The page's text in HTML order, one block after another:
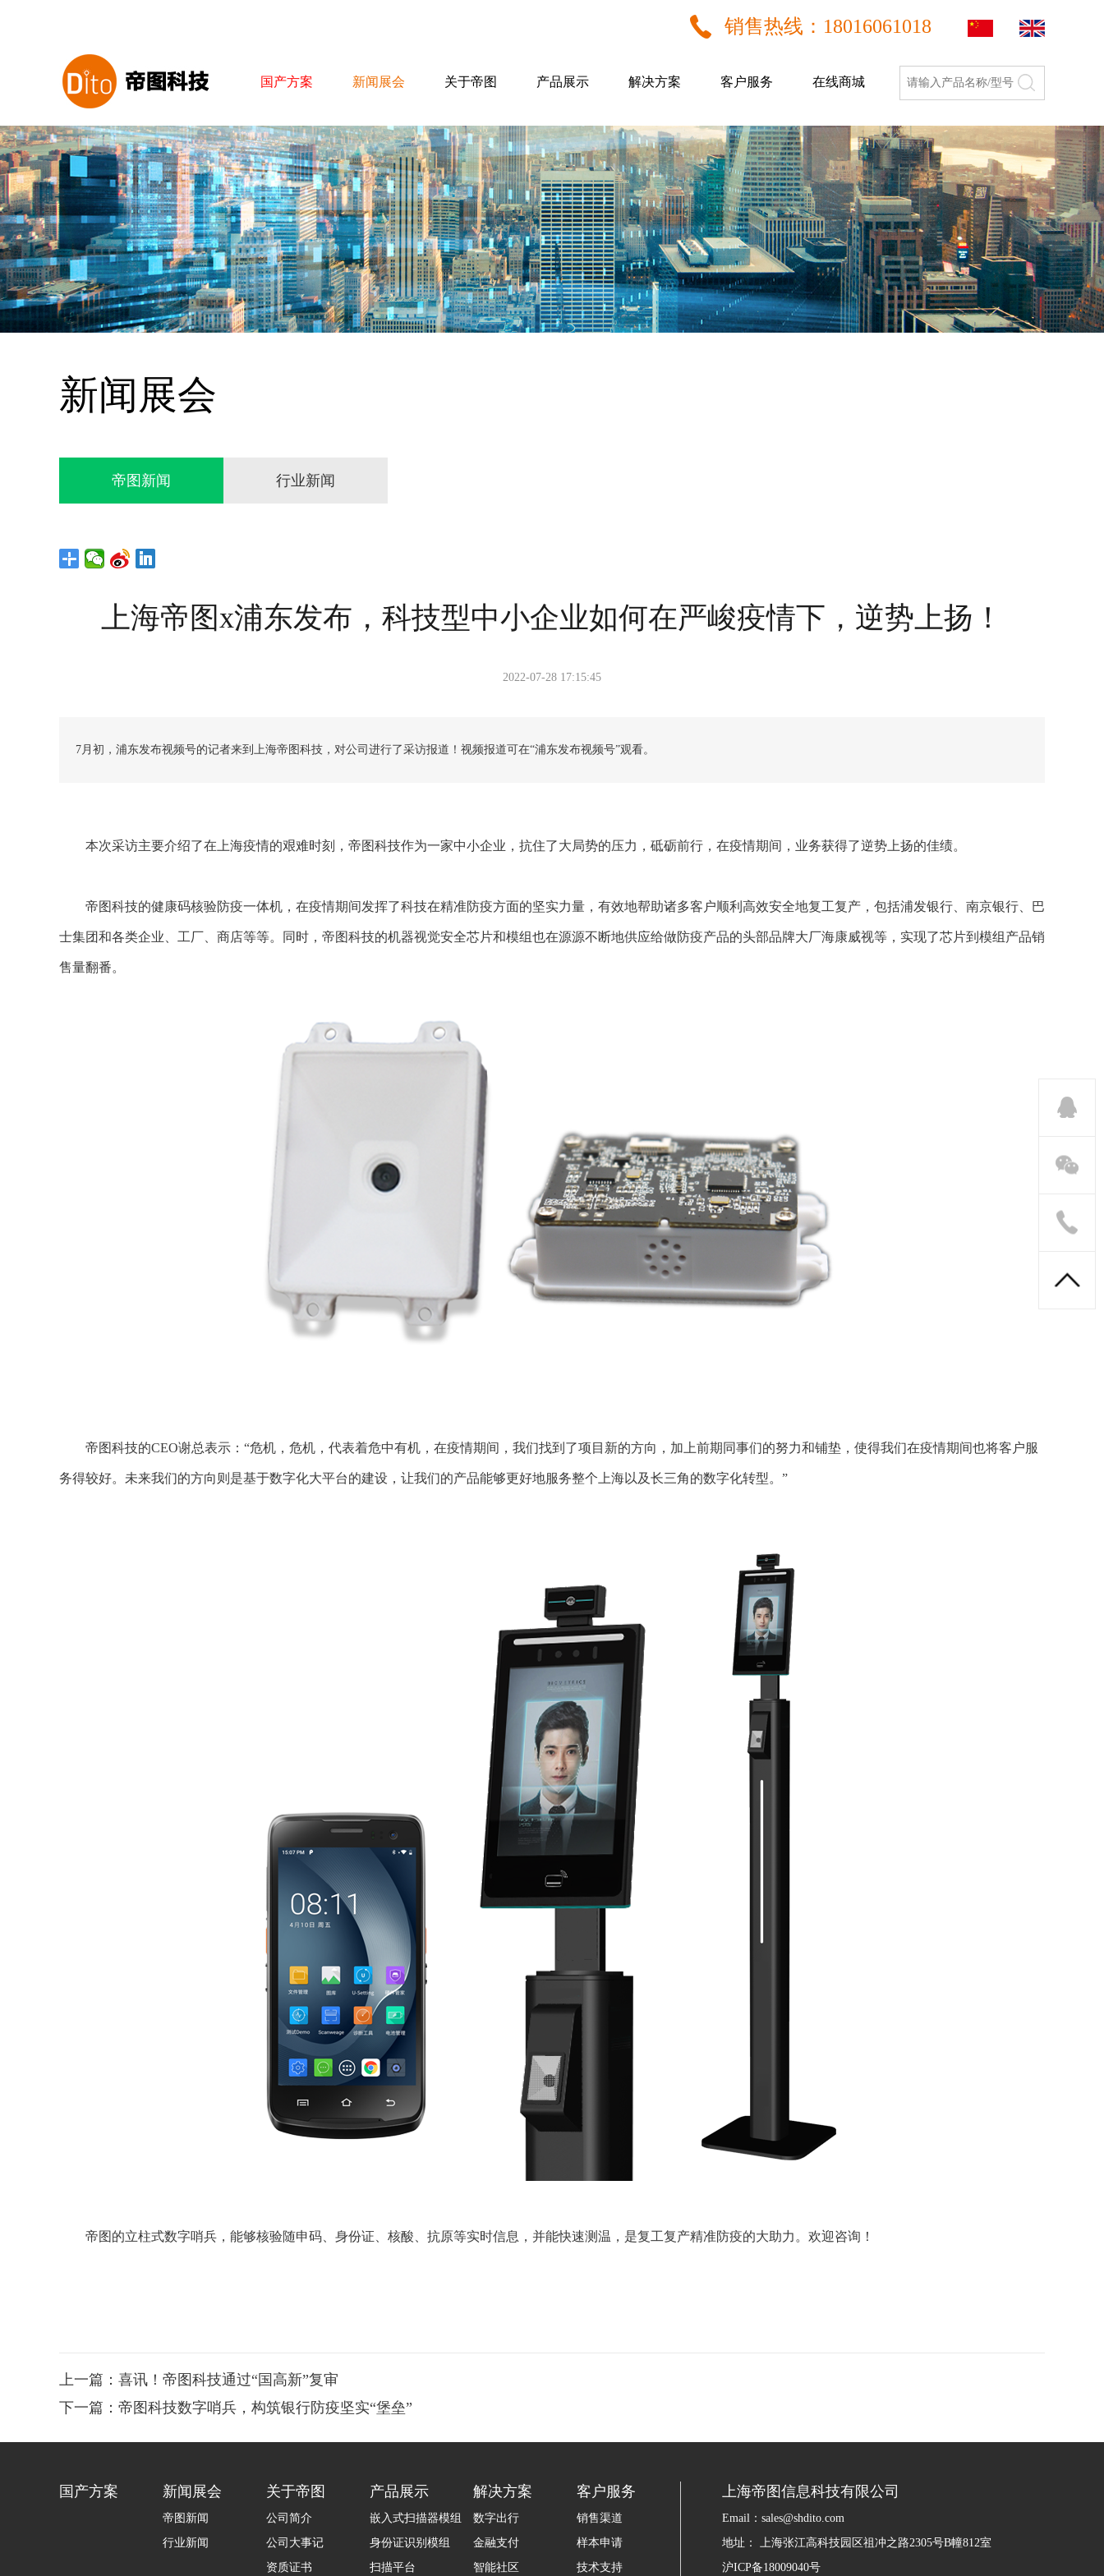
销售热线：18016061018
国产方案 新闻展会 关于帝图 产品展示 解决方案 客户服务 在线商城
新闻展会
帝图新闻 行业新闻
上海帝图x浦东发布，科技型中小企业如何在严峻疫情下，逆势上扬！
2022-07-28 17:15:45
7月初，浦东发布视频号的记者来到上海帝图科技，对公司进行了采访报道！视频报道可在“浦东发布视频号”观看。
本次采访主要介绍了在上海疫情的艰难时刻，帝图科技作为一家中小企业，抗住了大局势的压力，砥砺前行，在疫情期间，业务获得了逆势上扬的佳绩。
帝图科技的健康码核验防疫一体机 ，在疫情期间发挥了科技在精准防疫方面的坚实力量，有效地帮助诸多客户顺利高效安全地复工复产，包括浦发银行、南京银行、巴
士集团和各类企业、工厂、商店等等。同时，帝图科技的机器视觉安全芯片和模组也在源源不断地供应给做防疫产品的头部品牌大厂海康威视等 ，实现了芯片到 模组产品销
售量翻番。
帝图科技的CEO谢总表示： “危机，危机，代表着危中有机，在疫情期间，我们找到了项目新的方向，加上前期同事们的努力和铺垫，使得我们在疫情期间也将客户服
务得较好。未来我们的方向则是基于数字化大平台的建设，让我们的产品能够更好地服务整个上海以及长三角的数字化转型。 ”
帝图的立柱式数字哨兵，能够核验随申码、身份证、核酸、抗原等实时信息，并能快速测温，是复工复产精准防疫的大助力。欢迎咨询！
上一篇：喜讯！帝图科技通过“国高新”复审
下一篇：帝图科技数字哨兵，构筑银行防疫坚实“堡垒”
国产方案 新闻展会
帝图新闻
行业新闻
关于帝图
公司简介
公司大事记
资质证书
产品展示
嵌入式扫描器模组
身份证识别模组
扫描平台
解决方案
数字出行
金融支付
智能社区
客户服务
销售渠道
样本申请
技术支持
上海帝图信息科技有限公司
Email：sales@shdito.com
地址： 上海张江高科技园区祖冲之路2305号B幢812室
沪ICP备18009040号